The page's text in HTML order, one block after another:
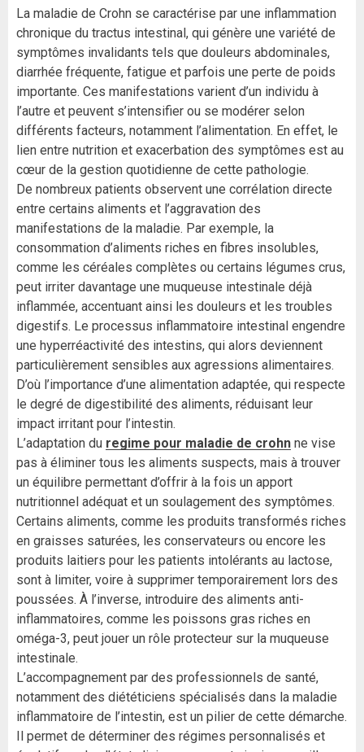
La maladie de Crohn se caractérise par une inflammation
chronique du tractus intestinal, qui génère une variété de
symptômes invalidants tels que douleurs abdominales,
diarrhée fréquente, fatigue et parfois une perte de poids
importante. Ces manifestations varient d’un individu à
l’autre et peuvent s’intensifier ou se modérer selon
différents facteurs, notamment l’alimentation. En effet, le
lien entre nutrition et exacerbation des symptômes est au
cœur de la gestion quotidienne de cette pathologie.
De nombreux patients observent une corrélation directe
entre certains aliments et l’aggravation des
manifestations de la maladie. Par exemple, la
consommation d’aliments riches en fibres insolubles,
comme les céréales complètes ou certains légumes crus,
peut irriter davantage une muqueuse intestinale déjà
inflammée, accentuant ainsi les douleurs et les troubles
digestifs. Le processus inflammatoire intestinal engendre
une hyperréactivité des intestins, qui alors deviennent
particulièrement sensibles aux agressions alimentaires.
D’où l’importance d’une alimentation adaptée, qui respecte
le degré de digestibilité des aliments, réduisant leur
impact irritant pour l’intestin.
L’adaptation du regime pour maladie de crohn ne vise
pas à éliminer tous les aliments suspects, mais à trouver
un équilibre permettant d’offrir à la fois un apport
nutritionnel adéquat et un soulagement des symptômes.
Certains aliments, comme les produits transformés riches
en graisses saturées, les conservateurs ou encore les
produits laitiers pour les patients intolérants au lactose,
sont à limiter, voire à supprimer temporairement lors des
poussées. À l’inverse, introduire des aliments anti-
inflammatoires, comme les poissons gras riches en
oméga-3, peut jouer un rôle protecteur sur la muqueuse
intestinale.
L’accompagnement par des professionnels de santé,
notamment des diététiciens spécialisés dans la maladie
inflammatoire de l’intestin, est un pilier de cette démarche.
Il permet de déterminer des régimes personnalisés et